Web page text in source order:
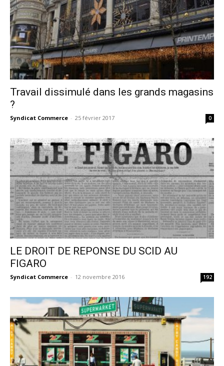
Travail dissimulé dans les grands magasins
?
Syndicat Commerce - 25 février 2017 0
LE DROIT DE REPONSE DU SCID AU
FIGARO
Syndicat Commerce - 12 novembre 2016 192